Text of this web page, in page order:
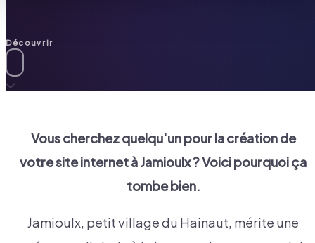
Découvrir
Vous cherchez quelqu'un pour la création de
votre site internet àJamioulx? Voici pourquoi ça
tombe bien.
Jamioulx, petit village du Hainaut, mérite une